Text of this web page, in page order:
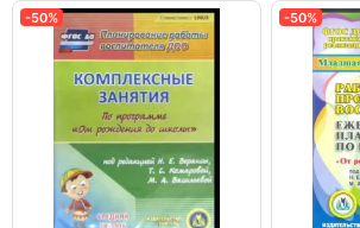
-50% -50%